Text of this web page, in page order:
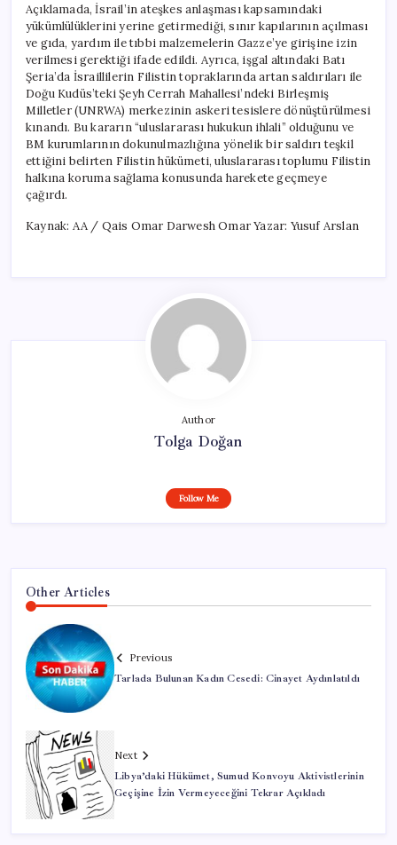
Açıklamada, İsrail’in ateşkes anlaşması kapsamındaki
yükümlülüklerini yerine getirmediği, sınır kapılarının açılması
ve gıda, yardım ile tıbbi malzemelerin Gazze’ye girişine izin
verilmesi gerektiği ifade edildi. Ayrıca, işgal altındaki Batı
Şeria’da İsraillilerin Filistin topraklarında artan saldırıları ile
Doğu Kudüs’teki Şeyh Cerrah Mahallesi’ndeki Birleşmiş
Milletler (UNRWA) merkezinin askeri tesislere dönüştürülmesi
kınandı. Bu kararın “uluslararası hukukun ihlali” olduğunu ve
BM kurumlarının dokunulmazlığına yönelik bir saldırı teşkil
ettiğini belirten Filistin hükümeti, uluslararası toplumu Filistin
halkına koruma sağlama konusunda harekete geçmeye
çağırdı.
Kaynak: AA / Qais Omar Darwesh Omar Yazar: Yusuf Arslan
Author
Tolga Doğan
Follow Me
Other Articles
Previous
Tarlada Bulunan Kadın Cesedi: Cinayet Aydınlatıldı
Next
Libya’daki Hükümet, Sumud Konvoyu Aktivistlerinin
Geçişine İzin Vermeyeceğini Tekrar Açıkladı